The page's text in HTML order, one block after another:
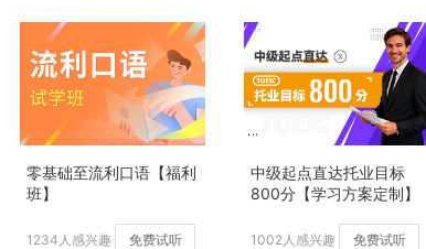
零基础至流利口语【福利
班】
1234人感兴趣 免费试听
中级起点直达托业目标
800分【学习方案定制】
1002人感兴趣 免费试听